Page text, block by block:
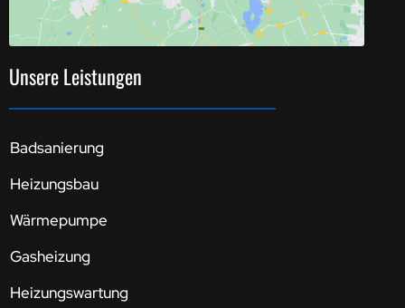
Unsere Leistungen
Badsanierung
Heizungsbau
Wärmepumpe
Gasheizung
Heizungswartung